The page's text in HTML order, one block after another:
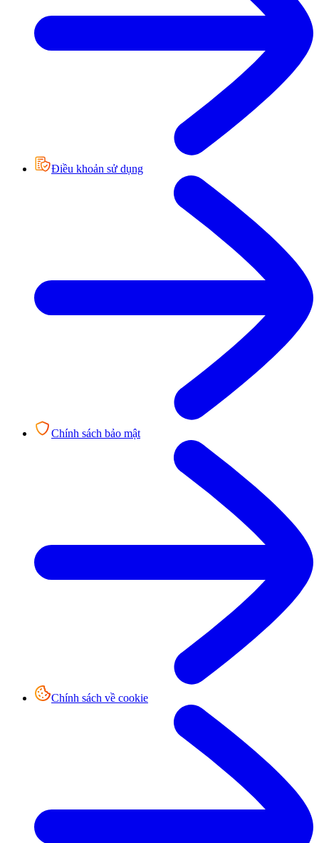
Điều khoản sử dụng
Chính sách bảo mật
Chính sách về cookie